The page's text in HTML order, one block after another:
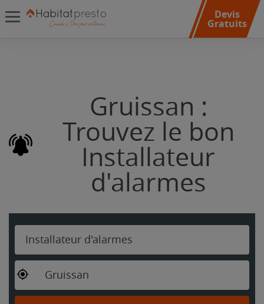
Devis
Gratuits
Gruissan :
Trouvez le bon
Installateur
d'alarmes
Installateur d'alarmes
Gruissan